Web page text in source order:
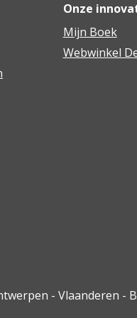
Onze
Mijn Boek
Webwinkel
- Vlaanderen -